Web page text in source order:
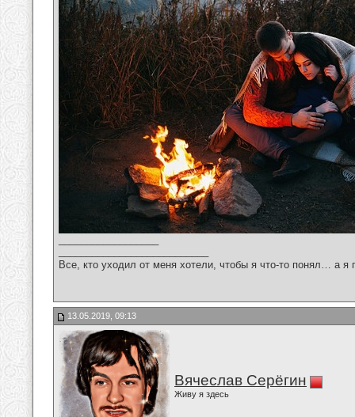
Все, кто уходил от меня хотели, чтобы я что-то понял… а
13.05.2019, 09:13
Вячеслав Серёгин
Живу я здесь